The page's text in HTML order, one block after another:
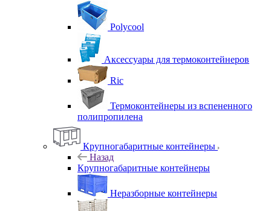
Polycool
Аксессуары для термоконтейнеров
Ric
Термоконтейнеры из вспененного
полипропилена
Крупногабаритные контейнеры
Назад
Крупногабаритные контейнеры
Неразборные контейнеры